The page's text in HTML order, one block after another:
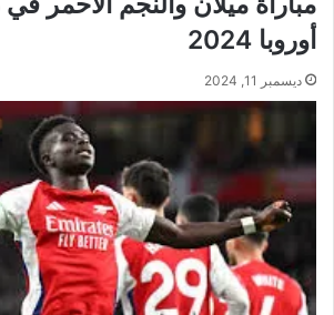
أوروبا 2024
ديسمبر 11, 2024